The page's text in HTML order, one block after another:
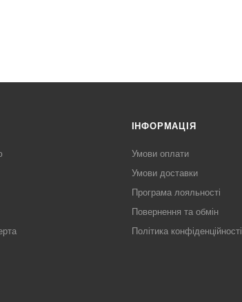
ІНФОРМАЦІЯ
Умови оплати
Умови доставки
Програма лояльності
Повернення та обмін
Політика конфіденційності